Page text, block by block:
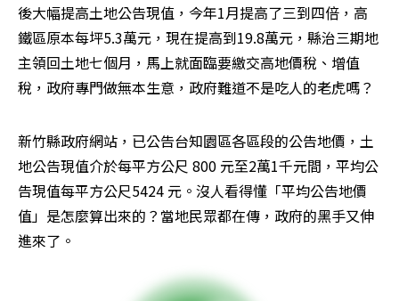
後大幅提高土地公告現值，今年1月提高了三到四倍，高
鐵區原本每坪5.3萬元，現在提高到19.8萬元，縣治三期地
主領回土地七個月，馬上就面臨要繳交高地價稅、增值
稅，政府專門做無本生意，政府難道不是吃人的老虎嗎？
新竹縣政府網站，已公告台知園區各區段的公告地價，土
地公告現值介於每平方公尺 800 元至2萬1千元間，平均公
告現值每平方公尺5424 元。沒人看得懂「平均公告地價
值」是怎麼算出來的？當地民眾都在傳，政府的黑手又伸
進來了。